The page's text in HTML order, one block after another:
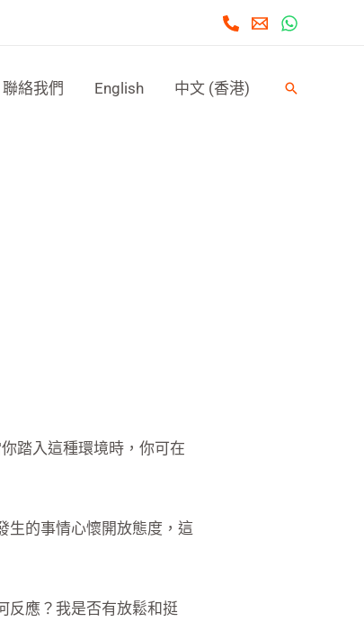
聯絡我們 English 中文 (香港) Search
踏入這種環境時，你可在
生的事情心懷開放態度，這
反應？我是否有放鬆和挺